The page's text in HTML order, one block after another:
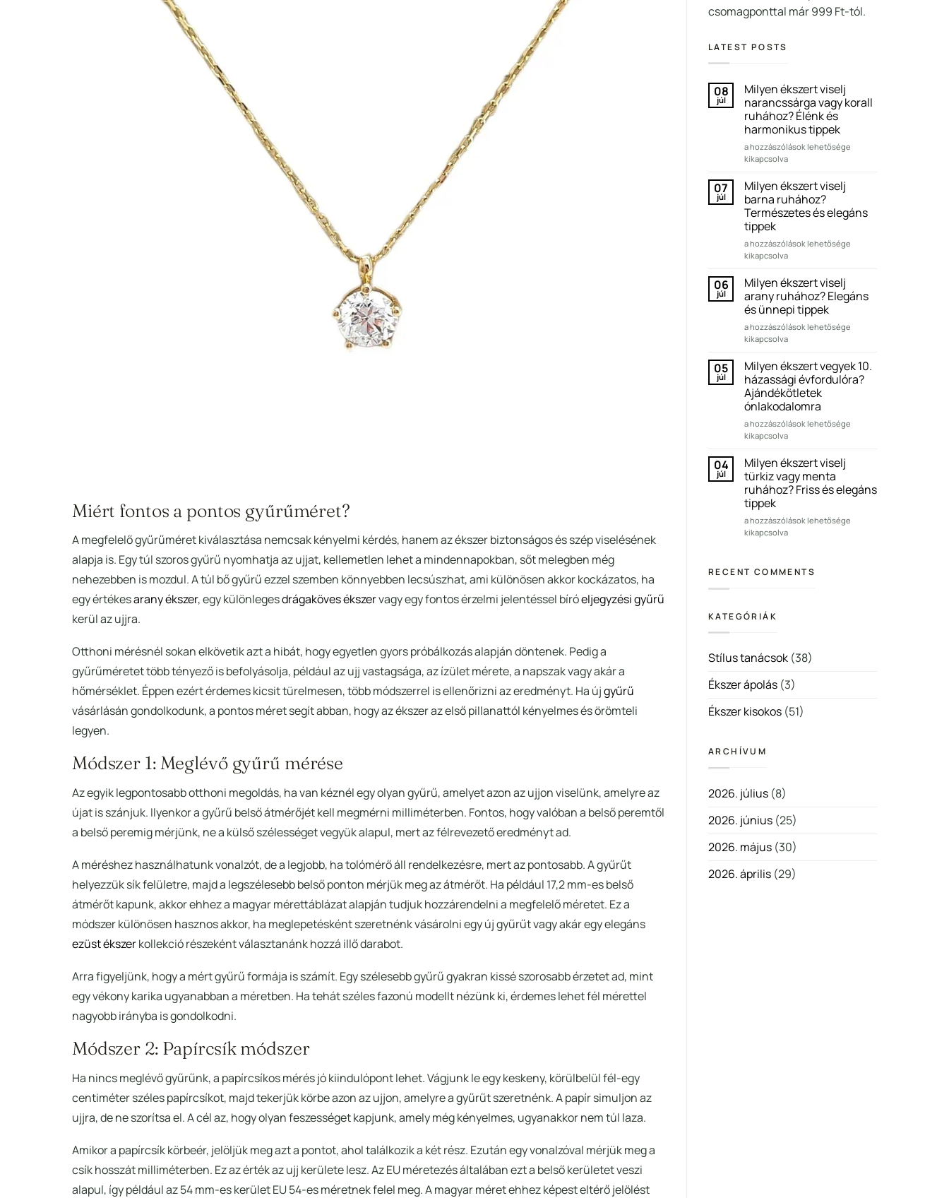
Miért fontos a pontos gyűrűméret?
A megfelelő gyűrűméret kiválasztása nemcsak kényelmi kérdés, hanem az ékszer biztonságos és szép viselésének
alapja is. Egy túl szoros gyűrű nyomhatja az ujjat, kellemetlen lehet a mindennapokban, sőt melegben még
nehezebben is mozdul. A túl bő gyűrű ezzel szemben könnyebben lecsúszhat, ami különösen akkor kockázatos, ha
egy értékesarany ékszer, egy különlegesdrágaköves ékszervagy egy fontos érzelmi jelentéssel bíróeljegyzési gyűrű
kerül az ujjra.
Otthoni mérésnél sokan elkövetik azt a hibát, hogy egyetlen gyors próbálkozás alapján döntenek. Pedig a
gyűrűméretet több tényező is befolyásolja, például az ujj vastagsága, az ízület mérete, a napszak vagy akár a
hőmérséklet. Éppen ezért érdemes kicsit türelmesen, több módszerrel is ellenőrizni az eredményt. Ha újgyűrű
vásárlásán gondolkodunk, a pontos méret segít abban, hogy az ékszer az első pillanattól kényelmes és örömteli
legyen.
Módszer 1: Meglévő gyűrű mérése
Az egyik legpontosabb otthoni megoldás, ha van kéznél egy olyan gyűrű, amelyet azon az ujjon viselünk, amelyre az
újat is szánjuk. Ilyenkor a gyűrű belső átmérőjét kell megmérni milliméterben. Fontos, hogy valóban a belső peremtől
a belső peremig mérjünk, ne a külső szélességet vegyük alapul, mert az félrevezető eredményt ad.
A méréshez használhatunk vonalzót, de a legjobb, ha tolómérő áll rendelkezésre, mert az pontosabb. A gyűrűt
helyezzük sík felületre, majd a legszélesebb belső ponton mérjük meg az átmérőt. Ha például 17,2 mm-es belső
átmérőt kapunk, akkor ehhez a magyar mérettáblázat alapján tudjuk hozzárendelni a megfelelő méretet. Ez a
módszer különösen hasznos akkor, ha meglepetésként szeretnénk vásárolni egy új gyűrűt vagy akár egy elegáns
ezüst ékszerkollekció részeként választanánk hozzá illő darabot.
Arra figyeljünk, hogy a mért gyűrű formája is számít. Egy szélesebb gyűrű gyakran kissé szorosabb érzetet ad, mint
egy vékony karika ugyanabban a méretben. Ha tehát széles fazonú modellt nézünk ki, érdemes lehet fél mérettel
nagyobb irányba is gondolkodni.
Módszer 2: Papírcsík módszer
Ha nincs meglévő gyűrűnk, a papírcsíkos mérés jó kiindulópont lehet. Vágjunk le egy keskeny, körülbelül fél-egy
centiméter széles papírcsíkot, majd tekerjük körbe azon az ujjon, amelyre a gyűrűt szeretnénk. A papír simuljon az
ujjra, de ne szorítsa el. A cél az, hogy olyan feszességet kapjunk, amely még kényelmes, ugyanakkor nem túl laza.
Amikor a papírcsík körbeér, jelöljük meg azt a pontot, ahol találkozik a két rész. Ezután egy vonalzóval mérjük meg a
csík hosszát milliméterben. Ez az érték az ujj kerülete lesz. Az EU méretezés általában ezt a belső kerületet veszi
alapul, így például az 54 mm-es kerület EU 54-es méretnek felel meg. A magyar méret ehhez képest eltérő jelölést
csomagponttal már 999 Ft-tól.
LATEST POSTS
08
júl
Milyen ékszert viselj
narancssárga vagy korall
ruhához? Élénk és
harmonikus tippek
Milyen
ékszert
narancssárga
vagy
korall
ruhához?
Élénk
és
harmonikus
bejegyzéshez
a hozzászólások lehetősége
kikapcsolva
07
júl
Milyen ékszert viselj
barna ruhához?
Természetes és elegáns
tippek
Milyen
ékszert
barna
ruhához?
Természetes
és
elegáns
tippek
a hozzászólások lehetősége
kikapcsolva
06
júl
Milyen ékszert viselj
arany ruhához? Elegáns
és ünnepi tippek
Milyen
ékszert
arany
ruhához?
Elegáns
és
ünnepi
tippek
bejegyzéshez
a hozzászólások lehetősége
kikapcsolva
05
júl
Milyen ékszert vegyek 10.
házassági évfordulóra?
Ajándékötletek
ónlakodalomra
Milyen
ékszert
10.
házassági
évfordulóra?
Ajándékötletek
ónlakodalomra
bejegyzéshez
a hozzászólások lehetősége
kikapcsolva
04
júl
Milyen ékszert viselj
türkiz vagy menta
ruhához? Friss és elegáns
tippek
Milyen
ékszert
vagy
és
bejegyzéshez
a hozzászólások lehetősége
kikapcsolva
RECENT COMMENTS
KATEGÓRIÁK
Stílus tanácsok (38)
Ékszer ápolás (3)
Ékszer kisokos (51)
ARCHÍVUM
2026. július (8)
2026. június (25)
2026. május (30)
2026. április (29)